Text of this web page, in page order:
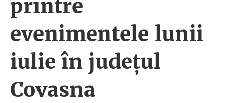
printre
evenimentele lunii
iulie în judeţul
Covasna